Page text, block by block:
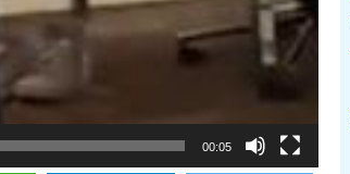
00:05